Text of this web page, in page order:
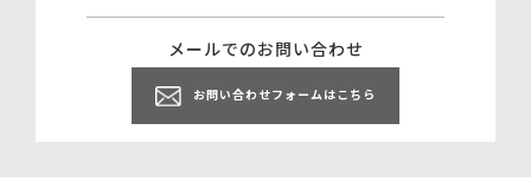
メールでのお問い合わせ
お問い合わせフォームはこちら